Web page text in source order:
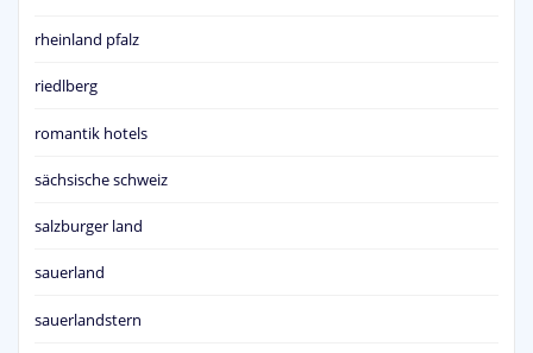
rheinland pfalz
riedlberg
romantik hotels
sächsische schweiz
salzburger land
sauerland
sauerlandstern